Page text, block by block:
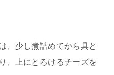
、少し煮詰めてから具と
、上にとろけるチーズを